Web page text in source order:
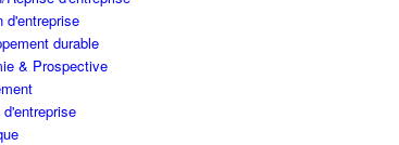
d'entreprise
durable
& Prospective